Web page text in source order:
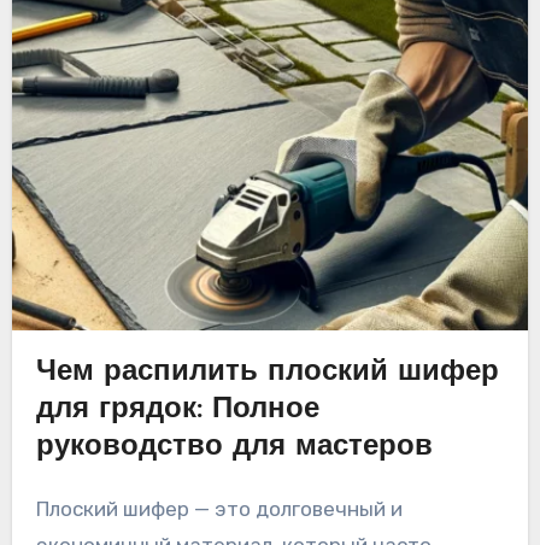
Чем распилить плоский шифер
для грядок: Полное
руководство для мастеров
Плоский шифер — это долговечный и